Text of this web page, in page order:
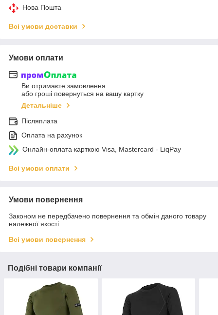
Нова Пошта
Всі умови доставки
Умови оплати
Ви отримаєте замовлення
або гроші повернуться на вашу картку
Детальніше
Післяплата
Оплата на рахунок
Онлайн-оплата карткою Visa, Mastercard - LiqPay
Всі умови оплати
Умови повернення
Законом не передбачено повернення та обмін даного товару
належної якості
Всі умови повернення
Подібні товари компанії